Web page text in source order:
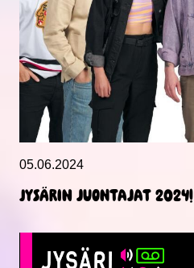
05.06.2024
Jysärin juontajat 2024!